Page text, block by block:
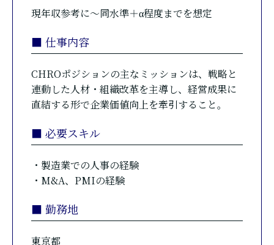
現年収参考に〜同水準＋α程度までを想定
■ 仕事内容
CHROポジションの主なミッションは、戦略と
連動した人材・組織改革を主導し、経営成果に
直結する形で企業価値向上を牽引すること。
■ 必要スキル
・製造業での人事の経験
・M&A、PMIの経験
■ 勤務地
東京都